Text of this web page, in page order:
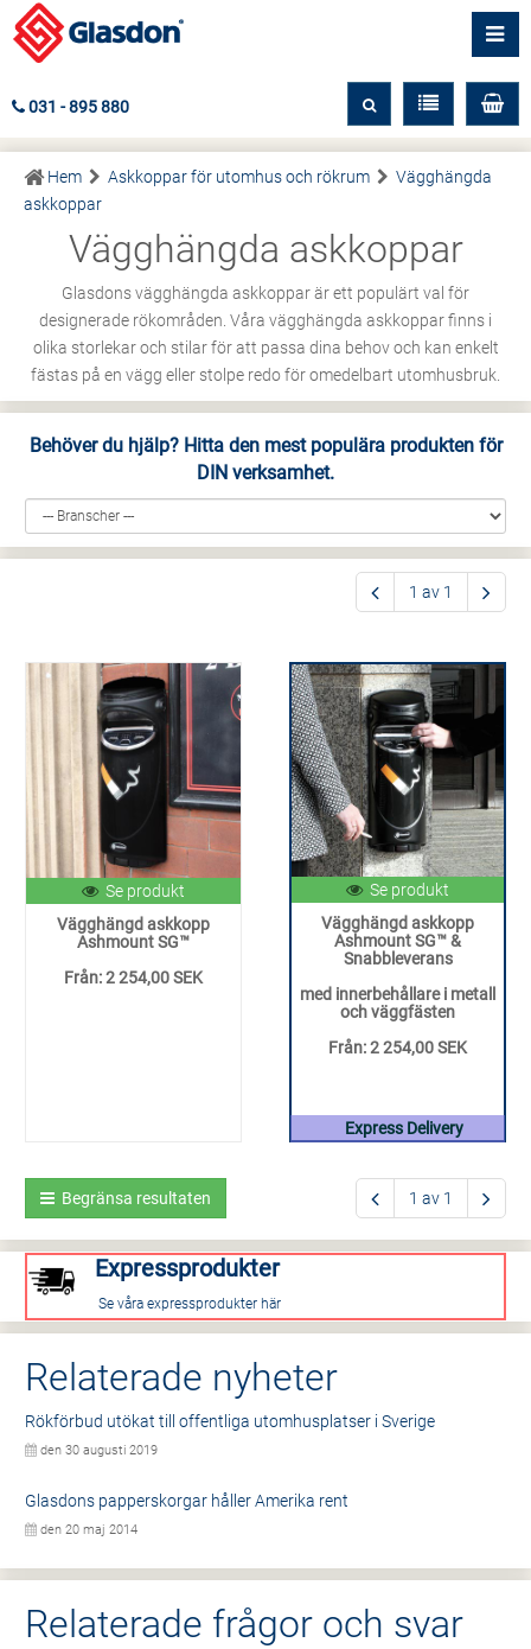
031 - 895 880
Hem Askkoppar för utomhus och rökrum
Vägghängda
askkoppar
Vägghängda askkoppar
Glasdons vägghängda askkoppar är ett populärt val för
designerade rökområden. Våra vägghängda askkoppar finns i
olika storlekar och stilar för att passa dina behov och kan enkelt
fästas på en vägg eller stolpe redo för omedelbart utomhusbruk.
Behöver du hjälp? Hitta den mest populära produkten för
DIN verksamhet.
1 av 1
Se produkt
Vägghängd askkopp
Ashmount SG™
Från:2 254,00 SEK
Se produkt
Vägghängd askkopp
Ashmount SG™ &
Snabbleverans
med innerbehållare i metall
och väggfästen
Från:2 254,00 SEK
Express Delivery
Begränsa resultaten 1 av 1
Expressprodukter
Se våra expressprodukter här
Relaterade nyheter
Rökförbud utökat till offentliga utomhusplatser i Sverige
den 30 augusti 2019
Glasdons papperskorgar håller Amerika rent
den 20 maj 2014
Relaterade frågor och svar